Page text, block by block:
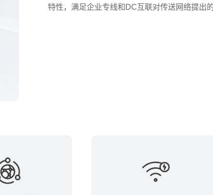
特性，满足企业专线和DC互联对传送网络提出